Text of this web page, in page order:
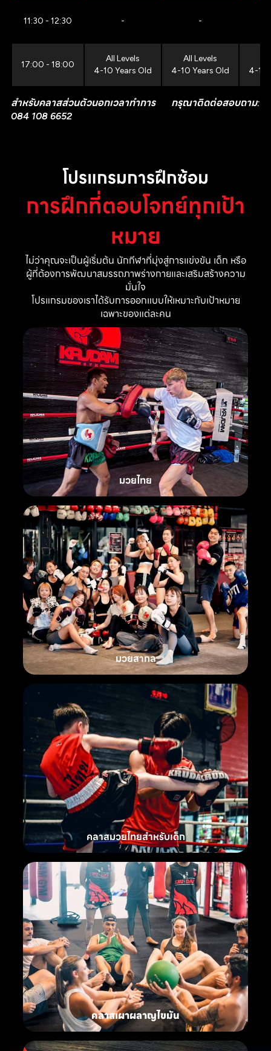
11:30 - 12:30 - -
17:00 - 18:00
All Levels
4-10 Years Old
All Levels
4-10 Years Old
4-10
สำหรับคลาสส่วนตัวนอกเวลาทำการ กรุณาติดต่อสอบถาม:
084 108 6652
โปรแกรมการฝึกซ้อม
การฝึกที่ตอบโจทย์ทุกเป้า
หมาย
ไม่ว่าคุณจะเป็นผู้เริ่มต้น นักกีฬาที่มุ่งสู่การแข่งขัน เด็ก หรือ
ผู้ที่ต้องการพัฒนาสมรรถภาพร่างกายและเสริมสร้างความ
มั่นใจ
โปรแกรมของเราได้รับการออกแบบให้เหมาะกับเป้าหมาย
เฉพาะของแต่ละคน
มวยไทย
มวยสากล
คลาสมวยไทยสำหรับเด็ก
คลาสเผาผลาญไขมัน